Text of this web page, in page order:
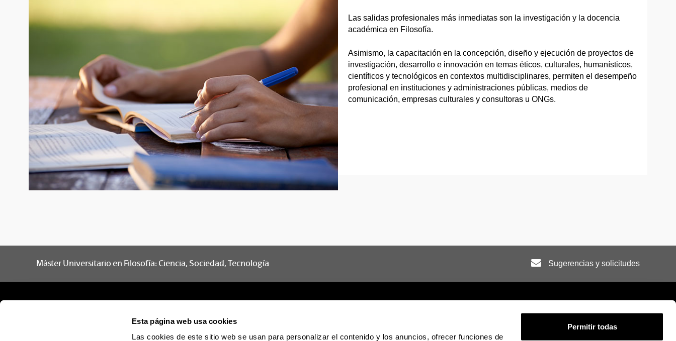
Esta página web usa cookies
Las cookies de este sitio web se usan para personalizar el contenido y los anuncios, ofrecer funciones de
Permitir todas
Las salidas profesionales más inmediatas son la investigación y la docencia
académica en Filosofía.
Asimismo, la capacitación en la concepción, diseño y ejecución de proyectos de
investigación, desarrollo e innovación en temas éticos, culturales, humanísticos,
científicos y tecnológicos en contextos multidisciplinares, permiten el desempeño
profesional en instituciones y administraciones públicas, medios de
comunicación, empresas culturales y consultoras u ONGs.
Máster Universitario en Filosofía: Ciencia, Sociedad, Tecnología Sugerencias y solicitudes